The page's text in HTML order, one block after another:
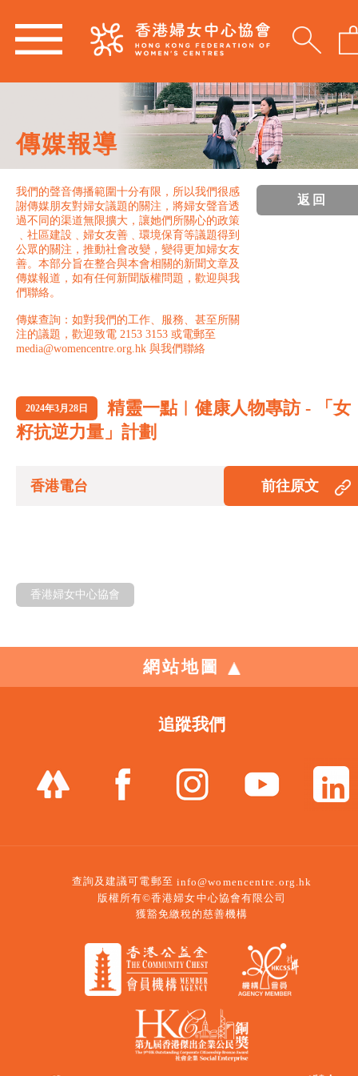
傳媒報導
我們的聲音傳播範圍十分有限，所以我們很感
謝傳媒朋友對婦女議題的關注，將婦女聲音透
過不同的渠道無限擴大，讓她們所關心的政策
﹑社區建設﹑婦女友善﹑環境保育等議題得到
公眾的關注，推動社會改變，變得更加婦女友
善。本部分旨在整合與本會相關的新聞文章及
傳媒報道，如有任何新聞版權問題，歡迎與我
們聯絡。
傳媒查詢：如對我們的工作、服務、甚至所關
注的議題，歡迎致電 2153 3153 或電郵至
media@womencentre.org.hk 與我們聯絡
返回
2024年3月28日
精靈一點︱健康人物專訪 - 「女
籽抗逆力量」計劃
香港電台 前往原文
香港婦女中心協會
網站地圖
追蹤我們
查詢及建議可電郵至 info@womencentre.org.hk
版權所有©香港婦女中心協會有限公司
獲豁免繳稅的慈善機構